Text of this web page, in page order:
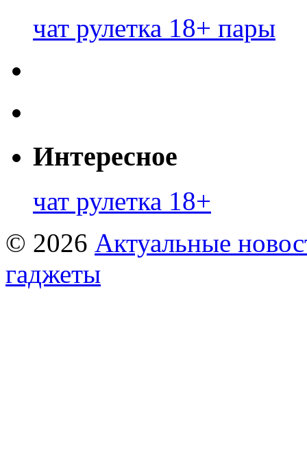
чат рулетка 18+ пары
Интересное
чат рулетка 18+
© 2026 Актуальные
гаджеты